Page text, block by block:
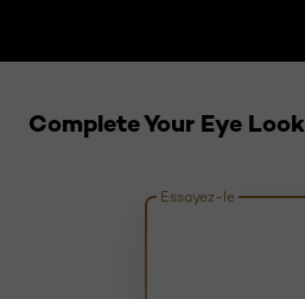
Complete Your Eye Look
Essayez-le